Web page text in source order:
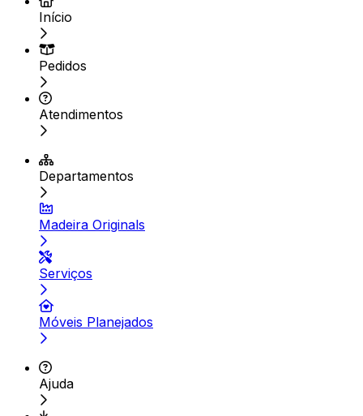
Início
Pedidos
Atendimentos
Departamentos
Madeira Originals
Serviços
Móveis Planejados
Ajuda